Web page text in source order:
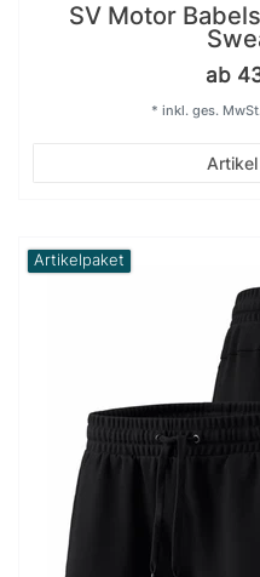
SV Motor
ab
* inkl. ges.
Artikelpaket